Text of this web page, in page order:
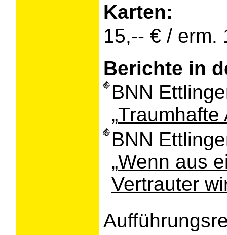
Karten:
15,-- € / erm.
Berichte in
BNN
„Traumhafte
BNN
„Wenn aus
Vertrauter